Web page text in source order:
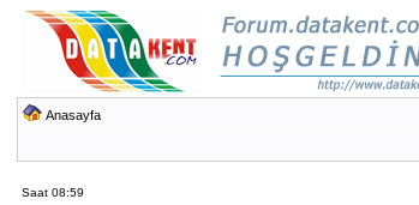
Anasayfa
Saat 08:59